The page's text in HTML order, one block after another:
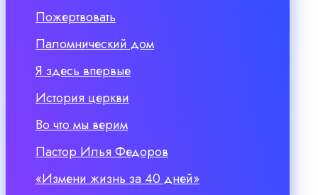
Пожертвовать
Паломнический дом
Я здесь впервые
История церкви
Во что мы верим
Пастор Илья Федоров
«Измени жизнь за 40 дней»